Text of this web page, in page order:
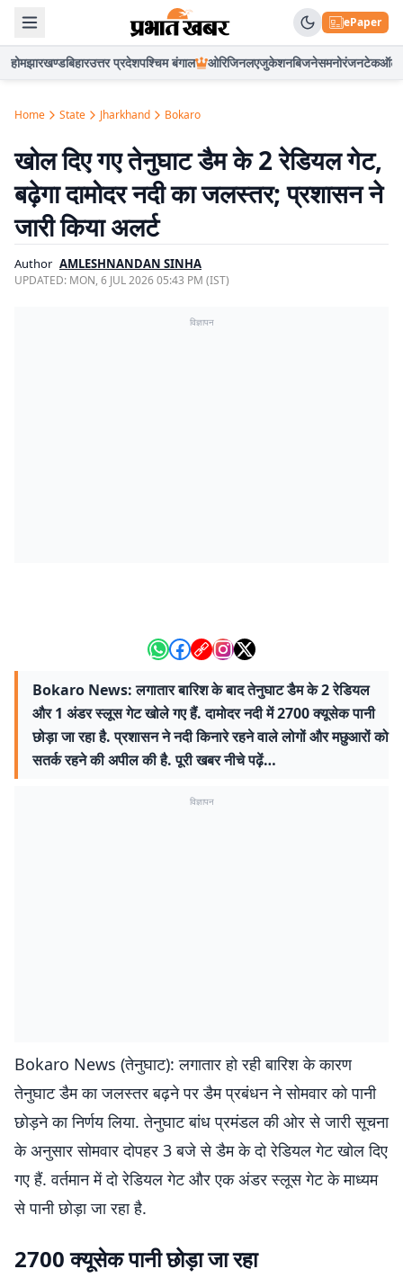
ePaper
होमझारखण्डबिहारउत्तर प्रदेशपश्चिम बंगाल ओरिजिनलएजुकेशनबिजनेसमनोरंजनटेकऑटो
Home State Jharkhand Bokaro
खोल दिए गए तेनुघाट डैम के 2 रेडियल गेट,
बढ़ेगा दामोदर नदी का जलस्तर; प्रशासन ने
जारी किया अलर्ट
Author AMLESHNANDAN SINHA
UPDATED: MON, 6 JUL 2026 05:43 PM (IST)
विज्ञापन
Bokaro News: लगातार बारिश के बाद तेनुघाट डैम के 2 रेडियल
और 1 अंडर स्लूस गेट खोले गए हैं. दामोदर नदी में 2700 क्यूसेक पानी
छोड़ा जा रहा है. प्रशासन ने नदी किनारे रहने वाले लोगों और मछुआरों को
सतर्क रहने की अपील की है. पूरी खबर नीचे पढ़ें…
विज्ञापन
Bokaro News (तेनुघाट): लगातार हो रही बारिश के कारण
तेनुघाट डैम का जलस्तर बढ़ने पर डैम प्रबंधन ने सोमवार को पानी
छोड़ने का निर्णय लिया. तेनुघाट बांध प्रमंडल की ओर से जारी सूचना
के अनुसार सोमवार दोपहर 3 बजे से डैम के दो रेडियल गेट खोल दिए
गए हैं. वर्तमान में दो रेडियल गेट और एक अंडर स्लूस गेट के माध्यम
से पानी छोड़ा जा रहा है.
2700 क्यूसेक पानी छोड़ा जा रहा